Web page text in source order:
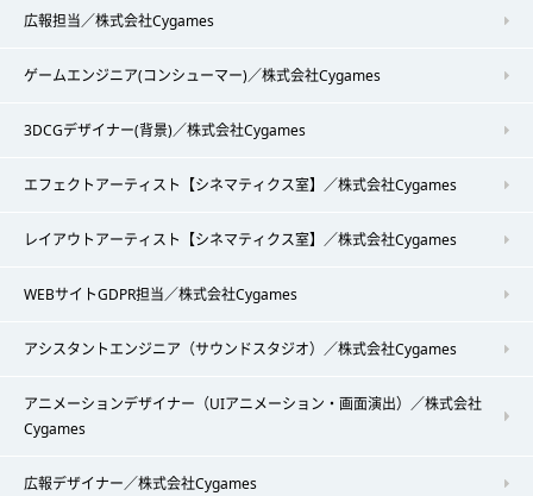
広報担当／株式会社Cygames
ゲームエンジニア(コンシューマー)／株式会社Cygames
3DCGデザイナー(背景)／株式会社Cygames
エフェクトアーティスト【シネマティクス室】／株式会社Cygames
レイアウトアーティスト【シネマティクス室】／株式会社Cygames
WEBサイトGDPR担当／株式会社Cygames
アシスタントエンジニア（サウンドスタジオ）／株式会社Cygames
アニメーションデザイナー（UIアニメーション・画面演出）／株式会社
Cygames
広報デザイナー／株式会社Cygames